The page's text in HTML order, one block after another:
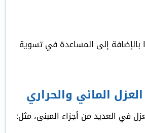
بالإضافة إلى المساعدة في تسوية
المائي والحراري
في العديد من أجزاء المبنى، مثل: